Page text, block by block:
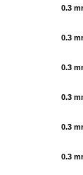
0.3
0.3
0.3
0.3
0.3
0.3